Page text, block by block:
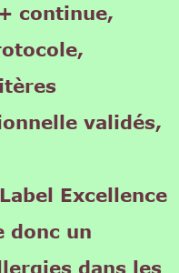
continue,
validés,
Excellence
donc un
dans les